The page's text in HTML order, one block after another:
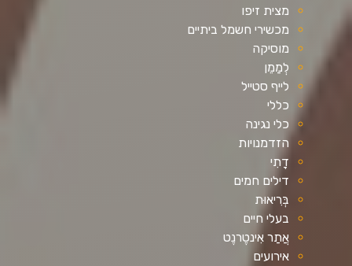
מצית זיפו
מכשירי חשמל ביתיים
מוסיקה
לְמַמֵן
לייף סטייל
כללי
כלי נגינה
הזדמנויות
דָתִי
דילים חמים
בְּרִיאוּת
בעלי חיים
אֲתַר אִינטֶרנֶט
אירועים